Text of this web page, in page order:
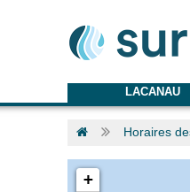
LACANAU
Horaires
+